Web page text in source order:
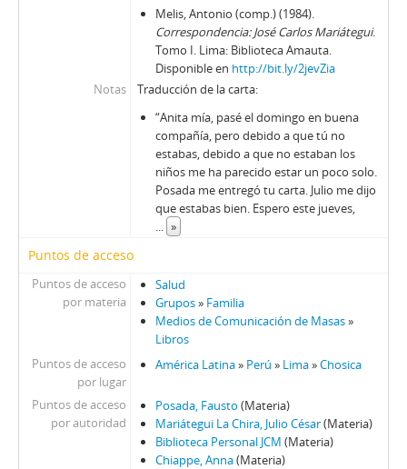
Melis, Antonio (comp.) (1984).
Correspondencia: José Carlos Mariátegui.
Tomo I. Lima: Biblioteca Amauta.
Disponible en http://bit.ly/2jevZia
Notas
Traducción de la carta:
“Anita mía, pasé el domingo en buena
compañía, pero debido a que tú no
estabas, debido a que no estaban los
niños me ha parecido estar un poco solo.
Posada me entregó tu carta. Julio me dijo
que estabas bien. Espero este jueves,
... »
Puntos de acceso
Puntos de acceso
por materia
Salud
Grupos» Familia
Medios de Comunicación de Masas»
Libros
Puntos de acceso
por lugar
América Latina» Perú » Lima»Chosica
Puntos de acceso
por autoridad
Posada, Fausto (Materia)
Mariátegui La Chira, Julio César(Materia)
Biblioteca Personal JCM (Materia)
Chiappe, Anna(Materia)